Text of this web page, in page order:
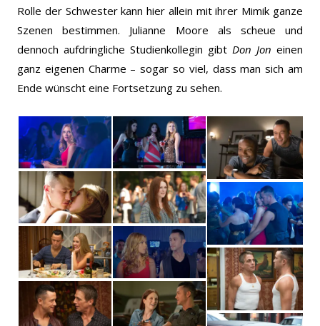
Rolle der Schwester kann hier allein mit ihrer Mimik ganze
Szenen bestimmen. Julianne Moore als scheue und
dennoch aufdringliche Studienkollegin gibt Don Jon einen
ganz eigenen Charme – sogar so viel, dass man sich am
Ende wünscht eine Fortsetzung zu sehen.